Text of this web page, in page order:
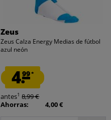
Zeus
Zeus Calza Energy Medias de fútbol
azul neón
4.99*
antes1 8,99 €
Ahorras:
4,00 €